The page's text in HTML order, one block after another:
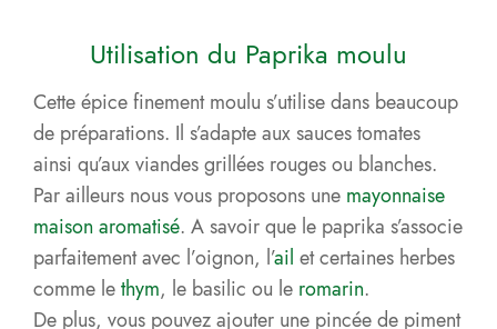
Utilisation du Paprika moulu
Cette épice finement moulu s’utilise dans beaucoup
de préparations. Il s’adapte aux sauces tomates
ainsi qu’aux viandes grillées rouges ou blanches.
Par ailleurs nous vous proposons une mayonnaise
maison aromatisé. A savoir que le paprika s’associe
parfaitement avec l’oignon, l’ail et certaines herbes
comme lethym, le basilic ou le romarin.
De plus, vous pouvez ajouter une pincée de piment